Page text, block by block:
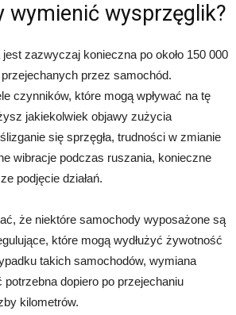
wymienić wysprzęglik?
zazwyczaj konieczna po około 150 000
przez samochód.
czynników, które mogą wpływać na tę
jakiekolwiek objawy zużycia
się sprzęgła, trudności w zmianie
wibracje podczas ruszania, konieczne
podjęcie działań.
że niektóre samochody wyposażone są
które mogą wydłużyć żywotność
takich samochodów, wymiana
dopiero po przejechaniu
kilometrów.